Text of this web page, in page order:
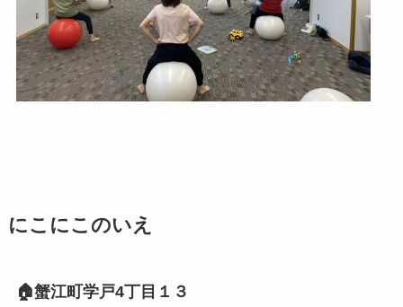
にこにこのいえ
🏠蟹江町学戸4丁目１３